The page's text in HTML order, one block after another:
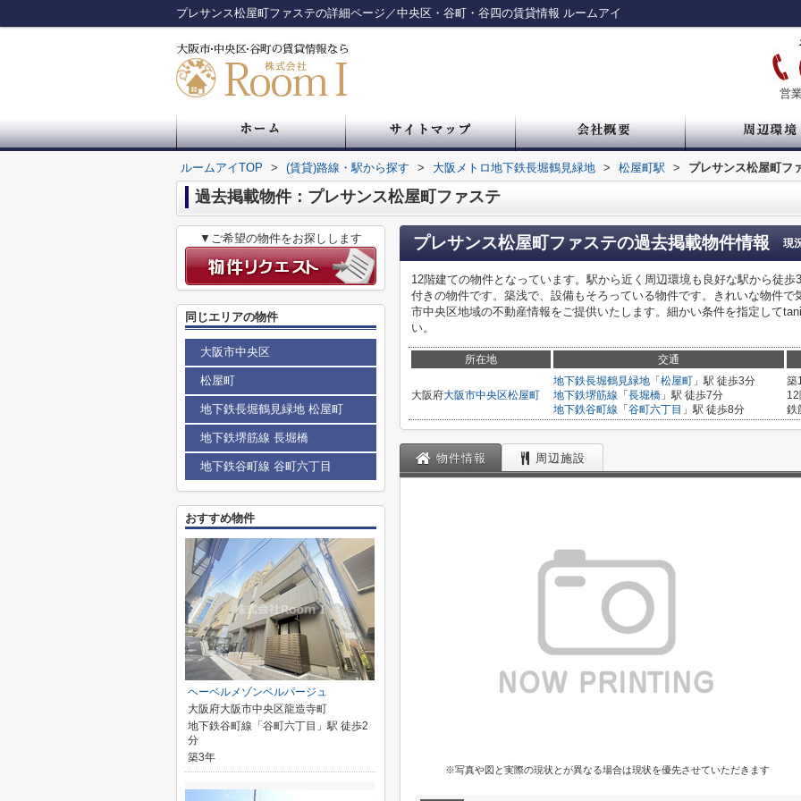
プレサンス松屋町ファステの詳細ページ／中央区・谷町・谷四の賃貸情報 ルームアイ
営
ルームアイTOP > (賃貸)路線・駅から探す > 大阪メトロ地下鉄長堀鶴見緑地 > 松屋町駅 > プレサンス松屋町フ
過去掲載物件：プレサンス松屋町ファステ
プレサンス松屋町ファステの過去掲載物件情報 現
12階建ての物件となっています。駅から近く周辺環境も良好な駅から徒
付きの物件です。築浅で、設備もそろっている物件です。きれいな物件で
市中央区地域の不動産情報をご提供いたします。細かい条件を指定して
い。
所在地 交通
大阪府大阪市中央区松屋町
地下鉄長堀鶴見緑地 「 松屋町 」駅 徒歩3分
地下鉄堺筋線 「 長堀橋 」駅 徒歩7分
地下鉄谷町線 「 谷町六丁目 」駅 徒歩8分
築
鉄
物件情報 周辺施設
※写真や図と実際の現状とが異なる場合は現状を優先させていただきます
▼ご希望の物件をお探しします
同じエリアの物件
大阪市中央区
松屋町
地下鉄長堀鶴見緑地 松屋町
地下鉄堺筋線 長堀橋
地下鉄谷町線 谷町六丁目
おすすめ物件
ヘーベルメゾンベルパージュ
大阪府大阪市中央区龍造寺町
地下鉄谷町線「谷町六丁目」駅 徒歩2
分
築3年